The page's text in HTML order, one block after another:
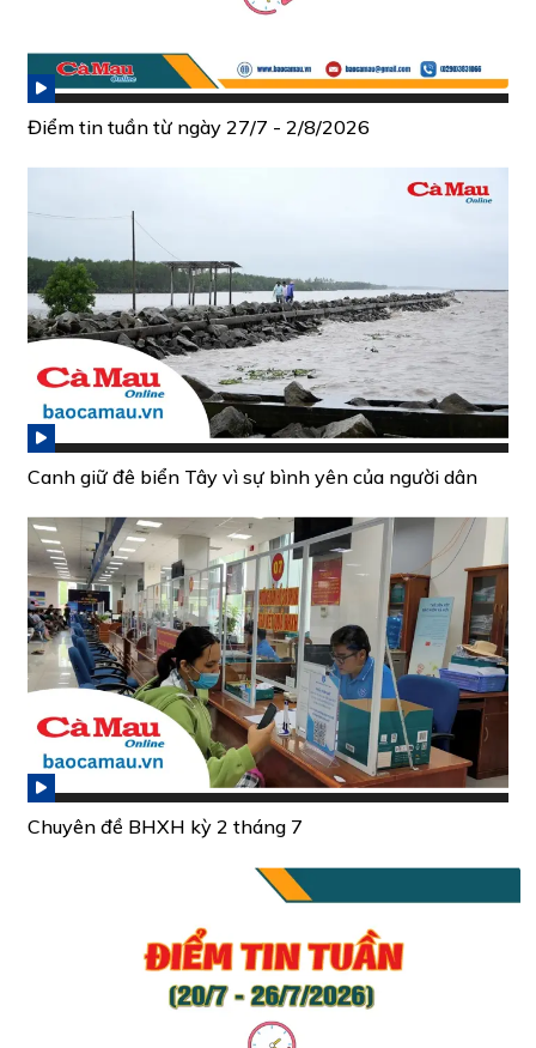
Điểm tin tuần từ ngày 27/7 - 2/8/2026
Canh giữ đê biển Tây vì sự bình yên của người dân
Chuyên đề BHXH kỳ 2 tháng 7